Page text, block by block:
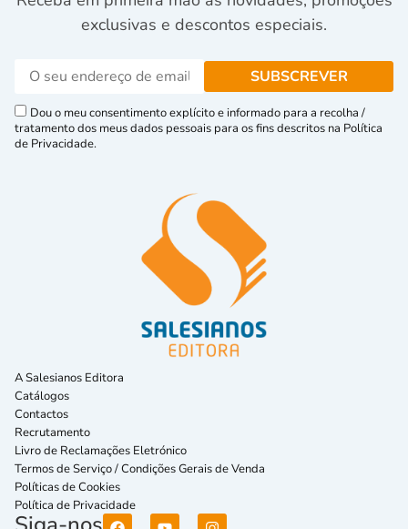
exclusivas e descontos especiais.
Dou o meu consentimento explícito e informado para a recolha /
tratamento dos meus dados pessoais para os fins descritos na Política
de Privacidade.
A Salesianos Editora
Catálogos
Contactos
Recrutamento
Livro de Reclamações Eletrónico
Termos de Serviço / Condições Gerais de Venda
Políticas de Cookies
Política de Privacidade